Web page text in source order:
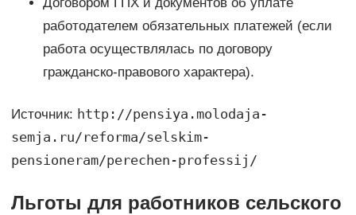
Договором ГПХ и документов об уплате
работодателем обязательных платежей (если
работа осуществлялась по договору
гражданско-правового характера).
Источник: http://pensiya.molodaja-
semja.ru/reforma/selskim-
pensioneram/perechen-professij/
Льготы для работников сельского